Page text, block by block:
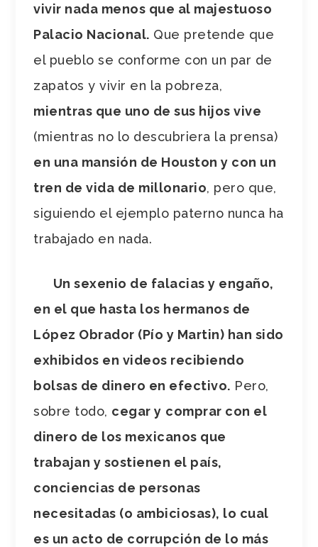
vivir nada menos que al majestuoso
Palacio Nacional. Que pretende que
el pueblo se conforme con un par de
zapatos y vivir en la pobreza,
mientras que uno de sus hijos vive
(mientras no lo descubriera la prensa)
en una mansión de Houston y con un
tren de vida de millonario, pero que,
siguiendo el ejemplo paterno nunca ha
trabajado en nada.
Un sexenio de falacias y engaño,
en el que hasta los hermanos de
López Obrador (Pío y Martin) han sido
exhibidos en videos recibiendo
bolsas de dinero en efectivo. Pero,
sobre todo, cegar y comprar con el
dinero de los mexicanos que
trabajan y sostienen el país,
conciencias de personas
necesitadas (o ambiciosas), lo cual
es un acto de corrupción de lo más